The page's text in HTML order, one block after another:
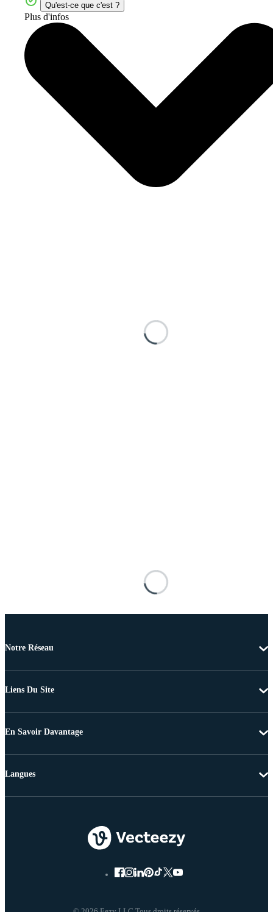
Qu'est-ce que c'est ?
Plus d'infos
Notre Réseau
Liens Du Site
En Savoir Davantage
Langues